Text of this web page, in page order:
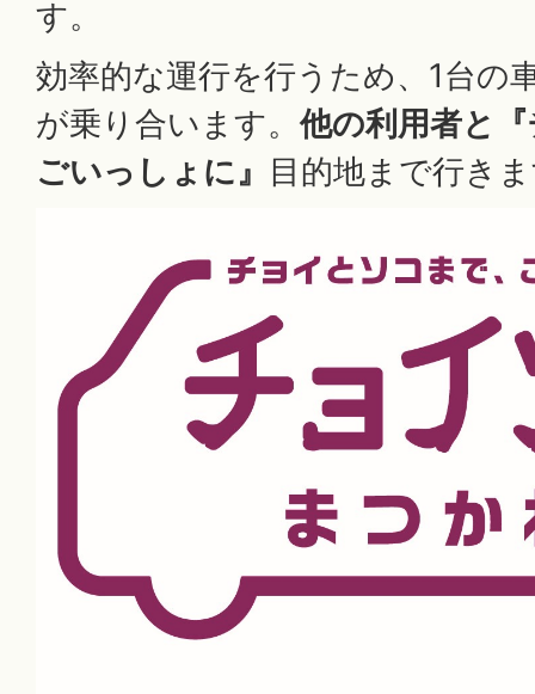
す。
効率的な運行を行うため、1台の
が乗り合います。 他の利用者と
ごいっしょに』 目的地まで行き